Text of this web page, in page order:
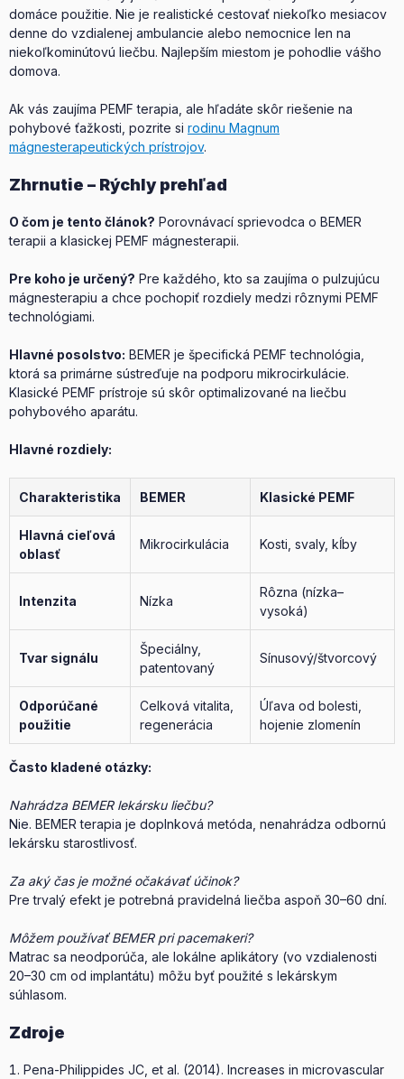
domáce použitie. Nie je realistické cestovať niekoľko mesiacov
denne do vzdialenej ambulancie alebo nemocnice len na
niekoľkominútovú liečbu. Najlepším miestom je pohodlie vášho
domova.
Ak vás zaujíma PEMF terapia, ale hľadáte skôr riešenie na
pohybové ťažkosti, pozrite si rodinu Magnum
mágnesterapeutických prístrojov.
Zhrnutie – Rýchly prehľad
O čom je tento článok? Porovnávací sprievodca o BEMER
terapii a klasickej PEMF mágnesterapii.
Pre koho je určený? Pre každého, kto sa zaujíma o pulzujúcu
mágnesterapiu a chce pochopiť rozdiely medzi rôznymi PEMF
technológiami.
Hlavné posolstvo: BEMER je špecifická PEMF technológia,
ktorá sa primárne sústreďuje na podporu mikrocirkulácie.
Klasické PEMF prístroje sú skôr optimalizované na liečbu
pohybového aparátu.
Hlavné rozdiely:
Charakteristika BEMER Klasické PEMF
Hlavná cieľová
oblasť
Mikrocirkulácia Kosti, svaly, kĺby
Intenzita Nízka
Rôzna (nízka–
vysoká)
Tvar signálu
Špeciálny,
patentovaný
Sínusový/štvorcový
Odporúčané
použitie
Celková vitalita,
regenerácia
Úľava od bolesti,
hojenie zlomenín
Často kladené otázky:
Nahrádza BEMER lekársku liečbu?
Nie. BEMER terapia je doplnková metóda, nenahrádza odbornú
lekársku starostlivosť.
Za aký čas je možné očakávať účinok?
Pre trvalý efekt je potrebná pravidelná liečba aspoň 30–60 dní.
Môžem používať BEMER pri pacemakeri?
Matrac sa neodporúča, ale lokálne aplikátory (vo vzdialenosti
20–30 cm od implantátu) môžu byť použité s lekárskym
súhlasom.
Zdroje
Pena-Philippides JC, et al. (2014). Increases in microvascular